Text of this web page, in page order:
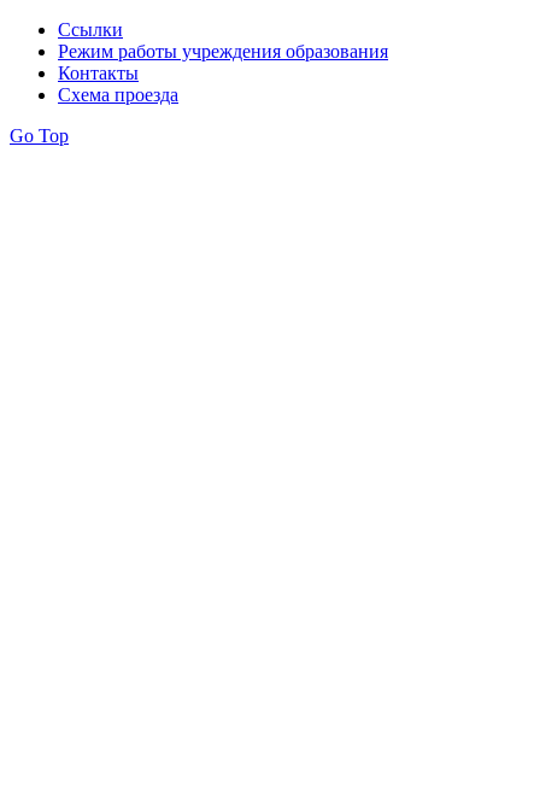
Ссылки
Режим работы учреждения образования
Контакты
Схема проезда
Go Top